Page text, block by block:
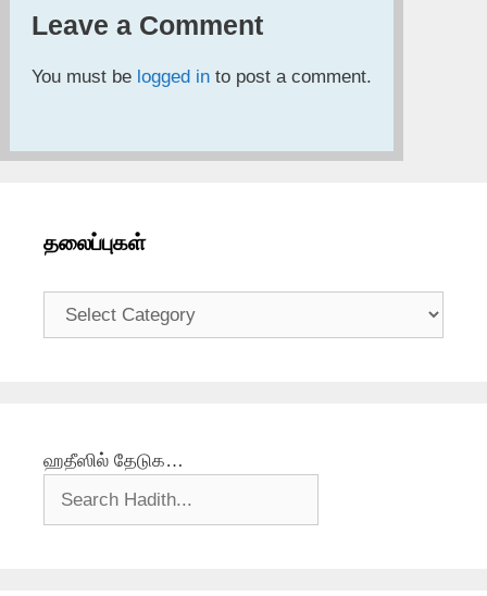
Leave a Comment
You must be logged in to post a comment.
தலைப்புகள்
தலைப்புகள்
ஹதீஸில் தேடுக…